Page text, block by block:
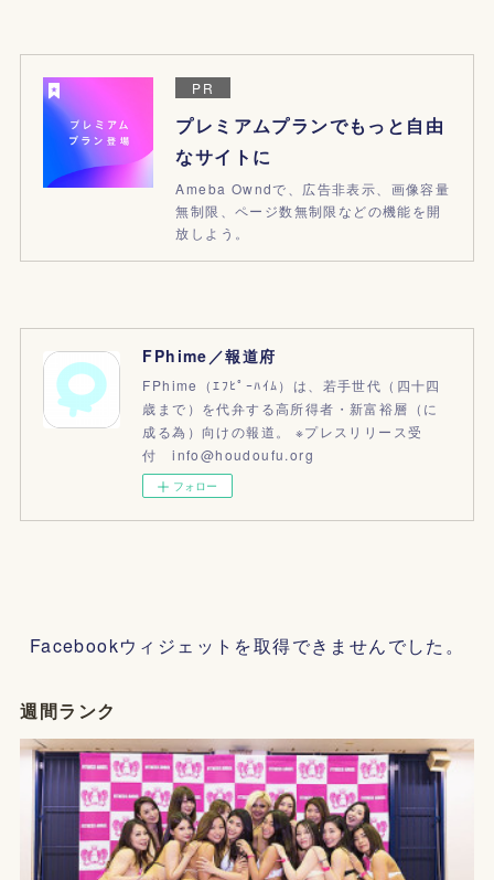
PR
プレミアムプランでもっと自由
なサイトに
Ameba Owndで、広告非表示、画像容量
無制限、ページ数無制限などの機能を開
放しよう。
FPhime／報道府
FPhime（ｴﾌﾋﾟｰﾊｲﾑ）は、若手世代（四十四
歳まで）を代弁する高所得者・新富裕層（に
成る為）向けの報道。 ※プレスリリース受
付 info@houdoufu.org
フォロー
Facebookウィジェットを取得できませんでした。
週間ランク